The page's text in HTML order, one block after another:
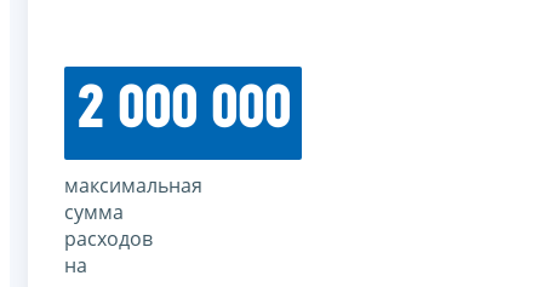
2 000 000
максимальная
сумма
расходов
на